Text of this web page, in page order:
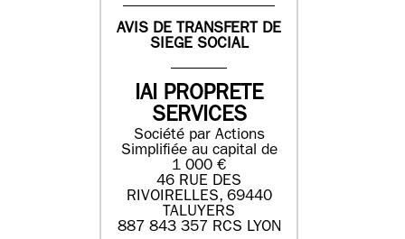
AVIS DE TRANSFERT DE
SIEGE SOCIAL
IAI PROPRETE
SERVICES
Société par Actions
Simplifiée au capital de
1 000 €
46 RUE DES
RIVOIRELLES, 69440
TALUYERS
887 843 357 RCS LYON